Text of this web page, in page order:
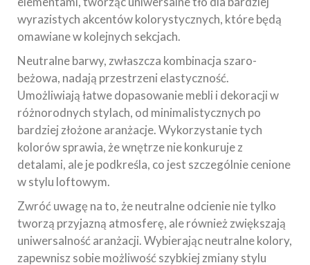
wyrazistych akcentów kolorystycznych, które będą
omawiane w kolejnych sekcjach.
Neutralne barwy, zwłaszcza kombinacja szaro-
beżowa, nadają przestrzeni elastyczność.
Umożliwiają łatwe dopasowanie mebli i dekoracji w
różnorodnych stylach, od minimalistycznych po
bardziej złożone aranżacje. Wykorzystanie tych
kolorów sprawia, że wnętrze nie konkuruje z
detalami, ale je podkreśla, co jest szczególnie cenione
w stylu loftowym.
Zwróć uwagę na to, że neutralne odcienie nie tylko
tworzą przyjazną atmosferę, ale również zwiększają
uniwersalność aranżacji. Wybierając neutralne kolory,
zapewnisz sobie możliwość szybkiej zmiany stylu